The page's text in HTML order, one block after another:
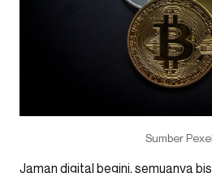
Sumber
Jaman digital begini, semuanya